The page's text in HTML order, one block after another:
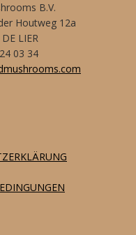
B.V.
Houtweg 12a
LIER
03 34